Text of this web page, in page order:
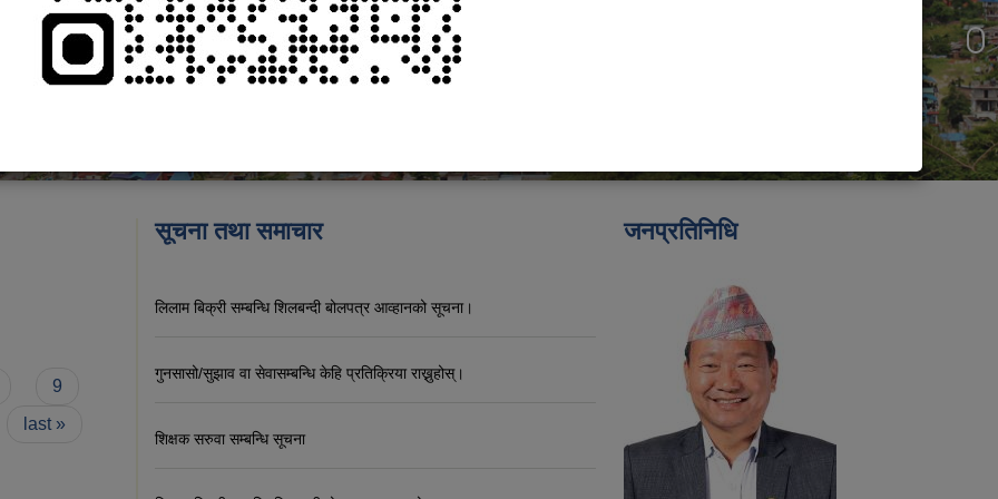
9
last »
सूचना तथा समाचार
लिलाम बिक्री सम्बन्धि शिलबन्दी बोलपत्र आव्हानको सूचना।
गुनसासो/सुझाव वा सेवासम्बन्धि केहि प्रतिक्रिया राख्नुहोस्।
शिक्षक सरुवा सम्बन्धि सूचना
जनप्रतिनिधि